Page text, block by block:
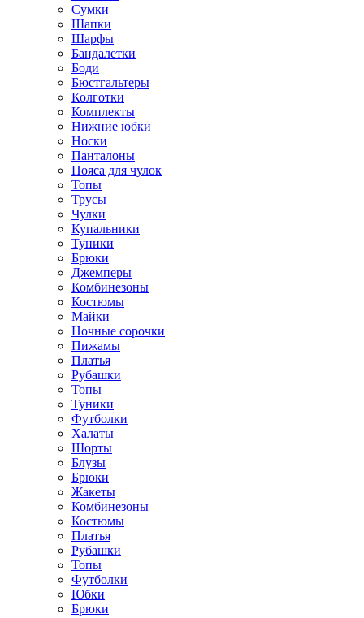
Сумки
Шапки
Шарфы
Бандалетки
Боди
Бюстгальтеры
Колготки
Комплекты
Нижние юбки
Носки
Панталоны
Поясa для чулок
Топы
Трусы
Чулки
Купальники
Туники
Брюки
Джемперы
Комбинезоны
Костюмы
Майки
Ночные сорочки
Пижамы
Платья
Рубашки
Топы
Туники
Футболки
Халаты
Шорты
Блузы
Брюки
Жакеты
Комбинезоны
Костюмы
Платья
Рубашки
Топы
Футболки
Юбки
Брюки